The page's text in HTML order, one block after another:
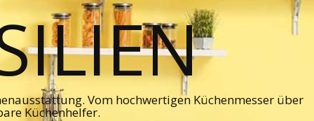
Vom hochwertigen Küchenmesser über
Küchenhelfer.